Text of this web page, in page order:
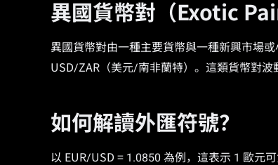
異國貨幣對（Exotic
異國貨幣對由一種主要貨幣與一種新興市場
USD/ZAR（美元/南非蘭特）。這類貨幣對波
如何解讀外匯符號？
以 EUR/USD = 1.0850 為例，這表示 1 歐元